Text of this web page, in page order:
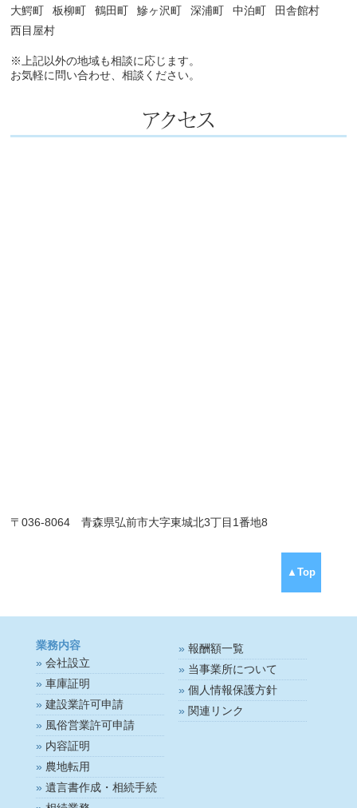
大鰐町
板柳町 鶴田町 鰺ヶ沢町 深浦町 中泊町
田舎館村
西目屋村
※上記以外の地域も相談に応じます。
お気軽に問い合わせ、相談ください。
〒036-8064 青森県弘前市大字東城北3丁目1番地8
▲Top
業務内容
会社設立
車庫証明
建設業許可申請
風俗営業許可申請
内容証明
農地転用
遺言書作成・相続手続
報酬額一覧
当事業所について
個人情報保護方針
関連リンク